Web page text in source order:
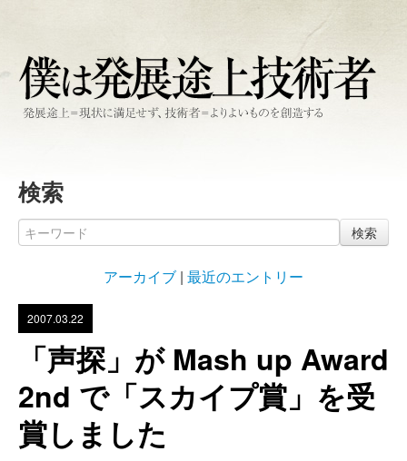
検索
検索
アーカイブ | 最近のエントリー
2007.03.22
「声探」が Mash up Award
2nd で「スカイプ賞」を受
賞しました